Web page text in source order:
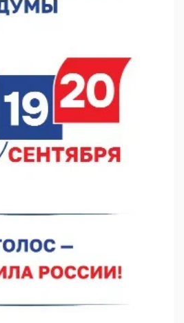
направления сотрудничества с